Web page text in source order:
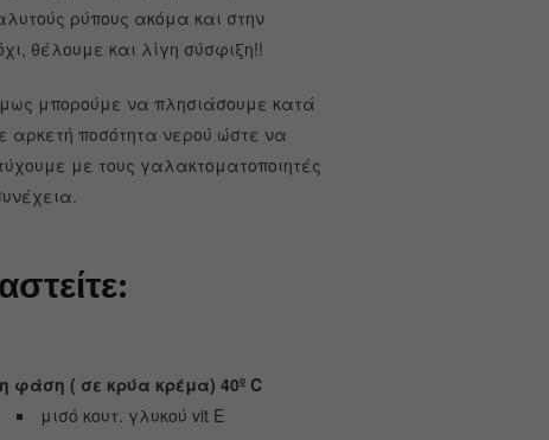
ρύπους ακόμα και στην
θέλουμε και λίγη σύσφιξη!!
μπορούμε να πλησιάσουμε κατά
ποσότητα νερού ώστε να
με τους γαλακτοματοποιητές
φάση ( σε κρύα κρέμα) 40º C
μισό κουτ. γλυκού vit E